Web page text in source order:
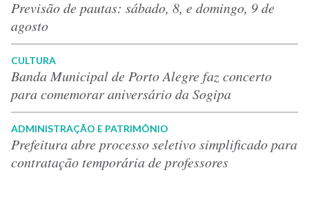
Previsão de pautas: sábado, 8, e domingo, 9 de
agosto
CULTURA
Banda Municipal de Porto Alegre faz concerto
para comemorar aniversário da Sogipa
ADMINISTRAÇÃO E PATRIMÔNIO
Prefeitura abre processo seletivo simplificado para
contratação temporária de professores